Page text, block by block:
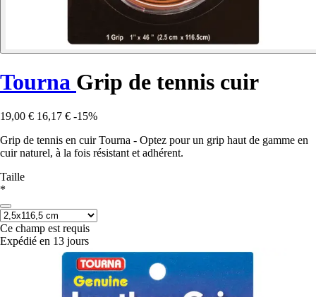
Tourna Grip de tennis cuir
19,00 € 16,17 € -15%
Grip de tennis en cuir Tourna - Optez pour un grip haut de gamme en
cuir naturel, à la fois résistant et adhérent.
Taille
*
Ce champ est requis
Expédié en 13 jours